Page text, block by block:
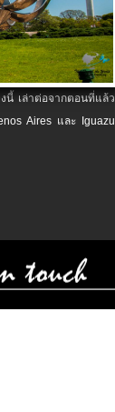
นี้ เล่าต่อจากตอนที่แล้ว
Aires และ Iguazu